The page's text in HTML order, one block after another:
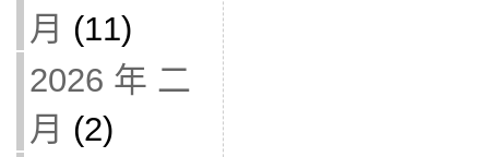
月 (11)
2026 年 二
月 (2)